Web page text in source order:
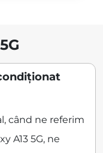
când ne referim
A13 5G, ne